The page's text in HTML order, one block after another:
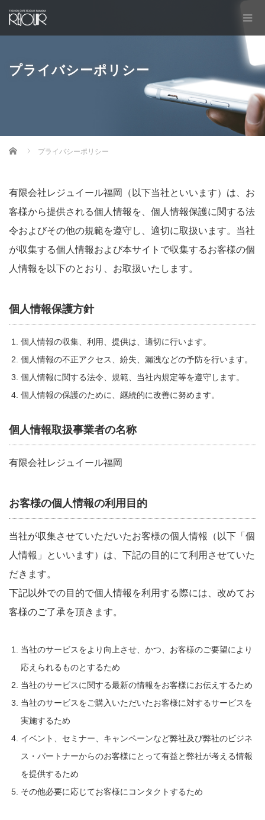
プライバシーポリシー
Home プライバシーポリシー
有限会社レジュイール福岡（以下当社といいます）は、お
客様から提供される個人情報を、個人情報保護に関する法
令およびその他の規範を遵守し、適切に取扱います。当社
が収集する個人情報および本サイトで収集するお客様の個
人情報を以下のとおり、お取扱いたします。
個人情報保護方針
個人情報の収集、利用、提供は、適切に行います。
個人情報の不正アクセス、紛失、漏洩などの予防を行います。
個人情報に関する法令、規範、当社内規定等を遵守します。
個人情報の保護のために、継続的に改善に努めます。
個人情報取扱事業者の名称
有限会社レジュイール福岡
お客様の個人情報の利用目的
当社が収集させていただいたお客様の個人情報（以下「個
人情報」といいます）は、下記の目的にて利用させていた
だきます。
下記以外での目的で個人情報を利用する際には、改めてお
客様のご了承を頂きます。
当社のサービスをより向上させ、かつ、お客様のご要望により
応えられるものとするため
当社のサービスに関する最新の情報をお客様にお伝えするため
当社のサービスをご購入いただいたお客様に対するサービスを
実施するため
イベント、セミナー、キャンペーンなど弊社及び弊社のビジネ
ス・パートナーからのお客様にとって有益と弊社が考える情報
を提供するため
その他必要に応じてお客様にコンタクトするため